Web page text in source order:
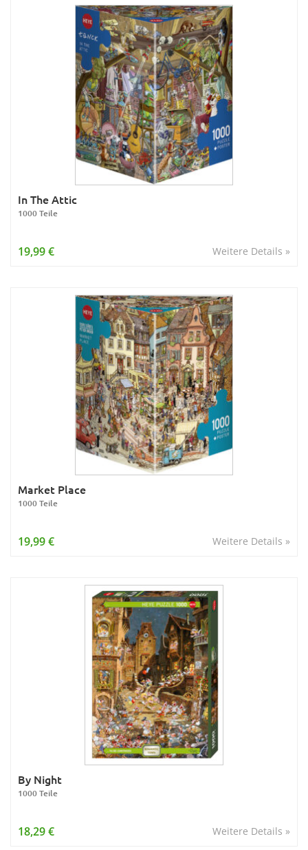
In The Attic
1000 Teile
Weitere Details »
19,99 €
Market Place
1000 Teile
Weitere Details »
19,99 €
By Night
1000 Teile
Weitere Details »
18,29 €